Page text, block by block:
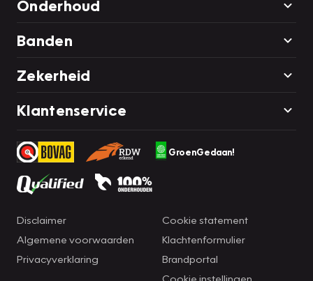
Onderhoud
Banden
Zekerheid
Klantenservice
GroenGedaan!
Disclaimer
Algemene voorwaarden
Privacyverklaring
Cookie statement
Klachtenformulier
Brandportal
Cookie instellingen